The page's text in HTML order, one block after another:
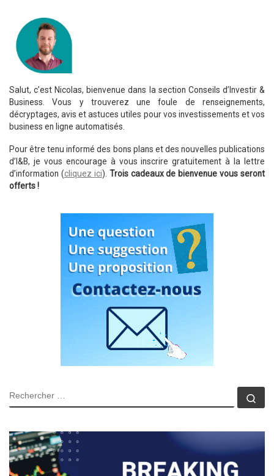
Salut, c’est Nicolas, bienvenue dans la section Conseils d’Investir &
Business. Vous y trouverez une foule de renseignements,
décryptages, avis et astuces utiles pour vos investissements et vos
business en ligne automatisés.
Pour être tenu informé des bons plans et des nouvelles publications
d’I&B, je vous encourage à vous inscrire gratuitement à la lettre
d’information (cliquez ici). Trois cadeaux de bienvenue vous seront
offerts !
RECHERCHER